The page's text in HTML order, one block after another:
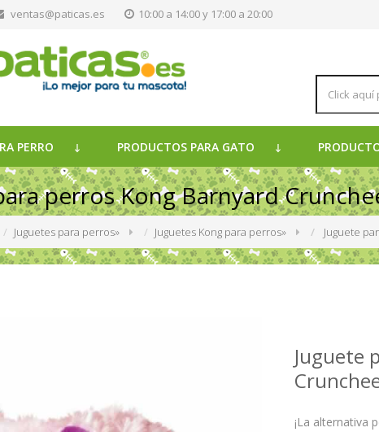
ventas@paticas.es 10:00 a 14:00 y 17:00 a 20:00
PERRO PRODUCTOS PARA GATO
perros Kong Barnyard
Juguetes para perros» Juguetes Kong para perros» Juguete
Juguete
¡La alternativa